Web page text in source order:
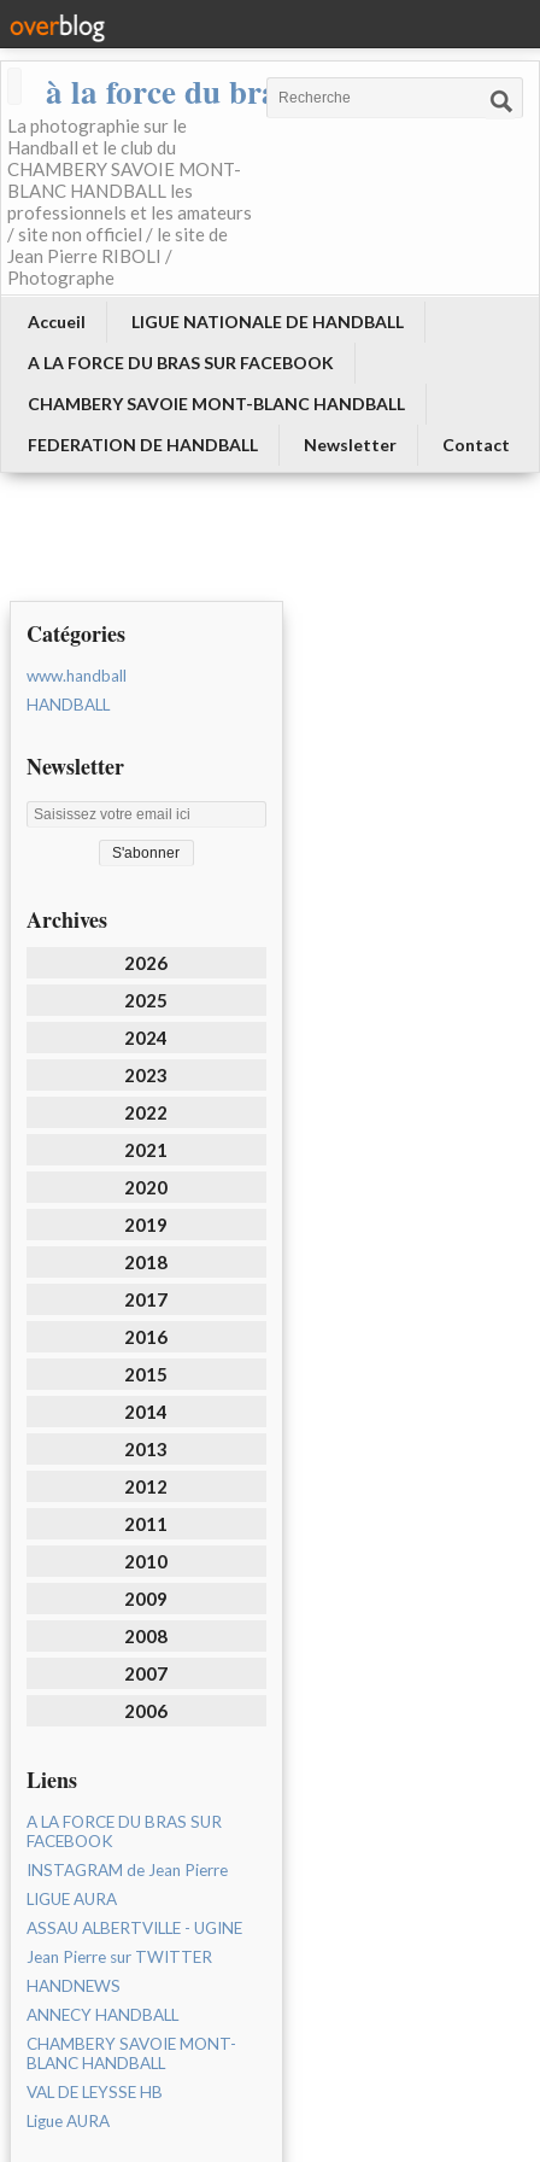
à la force du bras
La photographie sur le
Handball et le club du
CHAMBERY SAVOIE MONT-
BLANC HANDBALL les
professionnels et les amateurs
/ site non officiel / le site de
Jean Pierre RIBOLI /
Photographe
Accueil
LIGUE NATIONALE DE HANDBALL
A LA FORCE DU BRAS SUR FACEBOOK
CHAMBERY SAVOIE MONT-BLANC HANDBALL
FEDERATION DE HANDBALL
Newsletter Contact
Catégories
www.handball
HANDBALL
Newsletter
Archives
2026
2025
2024
2023
2022
2021
2020
2019
2018
2017
2016
2015
2014
2013
2012
2011
2010
2009
2008
2007
2006
Liens
A LA FORCE DU BRAS SUR
FACEBOOK
INSTAGRAM de Jean Pierre
LIGUE AURA
ASSAU ALBERTVILLE - UGINE
Jean Pierre sur TWITTER
HANDNEWS
ANNECY HANDBALL
CHAMBERY SAVOIE MONT-
BLANC HANDBALL
VAL DE LEYSSE HB
Ligue AURA